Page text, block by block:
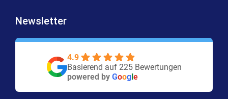
Newsletter
4.9
Basierend auf 225 Bewertungen
powered by Google